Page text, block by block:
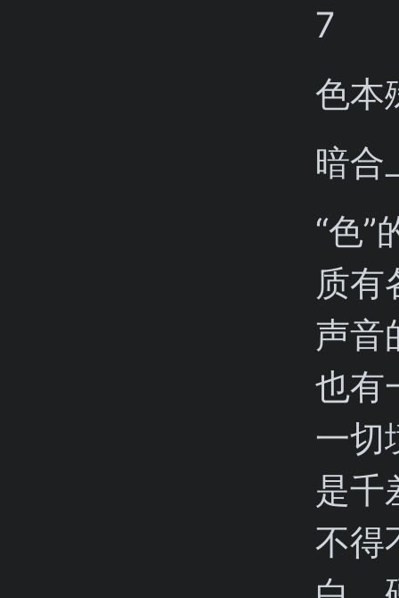
7
色本
暗合
“色”
质有
声音
也有
一切
是千
不得